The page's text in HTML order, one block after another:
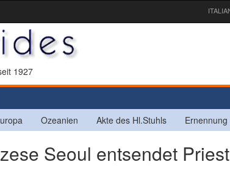
1927
Ozeanien Akte des Hl.Stuhls Ernennung
Seoul entsendet